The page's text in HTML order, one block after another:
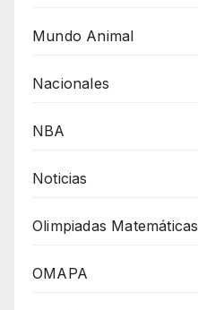
Mundo Animal
Nacionales
NBA
Noticias
Olimpiadas Matemáticas
OMAPA